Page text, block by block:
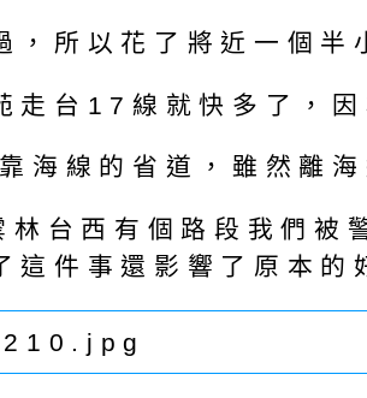
，所以花了將近一個半
走台17線就快多了，
海線的省道，雖然離
台西有個路段我們被
這件事還影響了原本的